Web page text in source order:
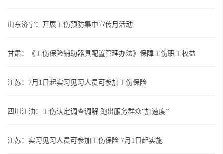
山东济宁：开展工伤预防集中宣传月活动
甘肃：《工伤保险辅助器具配置管理办法》保障工伤职工权益
江苏：7月1日起实习见习人员可参加工伤保险
四川江油：工伤认定调查调解 跑出服务群众“加速度”
江苏：实习见习人员可参加工伤保险 7月1日起实施